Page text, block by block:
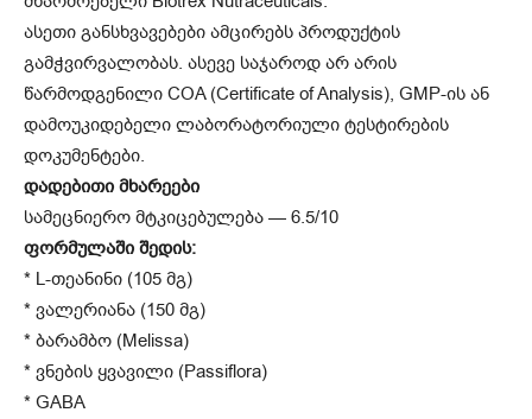
ასეთი განსხვავებები ამცირებს პროდუქტის
გამჭვირვალობას. ასევე საჯაროდ არ არის
წარმოდგენილი COA (Certificate of Analysis), GMP-ის ან
დამოუკიდებელი ლაბორატორიული ტესტირების
დოკუმენტები.
დადებითი მხარეები
სამეცნიერო მტკიცებულება — 6.5/10
ფორმულაში შედის:
* L-თეანინი (105 მგ)
* ვალერიანა (150 მგ)
* ბარამბო (Melissa)
* ვნების ყვავილი (Passiflora)
* GABA